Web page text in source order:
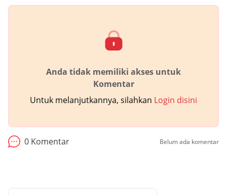
Anda tidak memiliki akses untuk
Komentar
Untuk melanjutkannya, silahkan Login disini
0 Komentar Belum ada komentar